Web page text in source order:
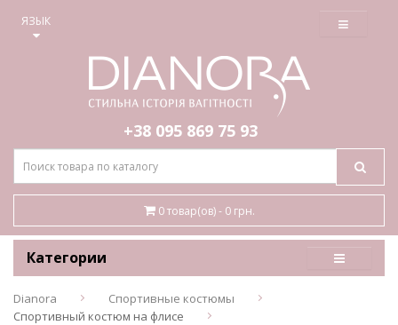
ЯЗЫК ≡
+38 095 869 75 93
0 товар(ов) - 0 грн.
Категории
Dianora
Спортивные костюмы
Спортивный костюм на флисе